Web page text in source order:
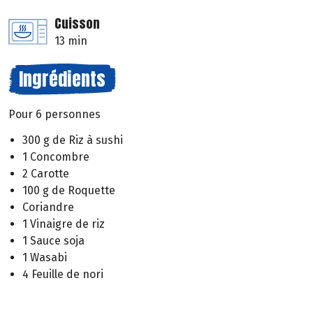
Cuisson
13 min
Ingrédients
Pour 6 personnes
300 g de Riz à sushi
1 Concombre
2 Carotte
100 g de Roquette
Coriandre
1 Vinaigre de riz
1 Sauce soja
1 Wasabi
4 Feuille de nori